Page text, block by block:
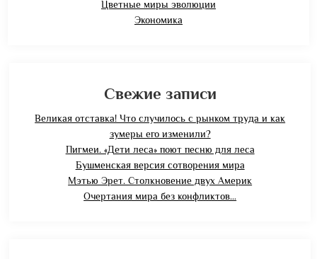
Цветные миры эволюции
Экономика
Свежие записи
Великая отставка! Что случилось с рынком труда и как
зумеры его изменили?
Пигмеи. «Дети леса» поют песню для леса
Бушменская версия сотворения мира
Мэтью Эрет. Столкновение двух Америк
Очертания мира без конфликтов…